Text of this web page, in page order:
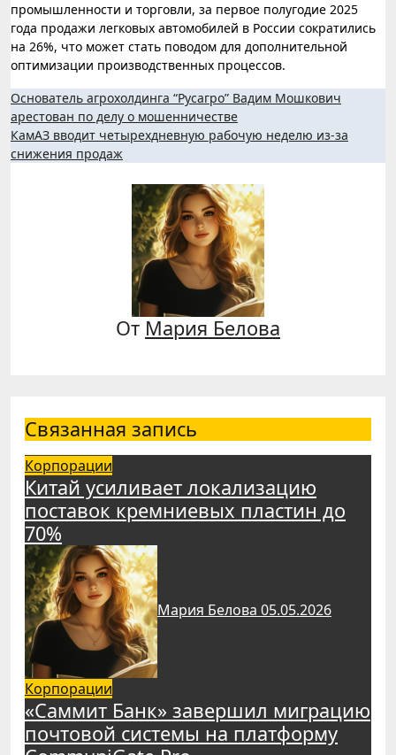
промышленности и торговли, за первое полугодие 2025
года продажи легковых автомобилей в России сократились
на 26%, что может стать поводом для дополнительной
оптимизации производственных процессов.
Навигация
по
записям
Основатель агрохолдинга “Русагро” Вадим Мошкович
арестован по делу о мошенничестве
КамАЗ вводит четырехдневную рабочую неделю из-за
снижения продаж
От Мария Белова
Связанная запись
Корпорации
Китай усиливает локализацию
поставок кремниевых пластин до
70%
Мария Белова 05.05.2026
Корпорации
«Саммит Банк» завершил миграцию
почтовой системы на платформу